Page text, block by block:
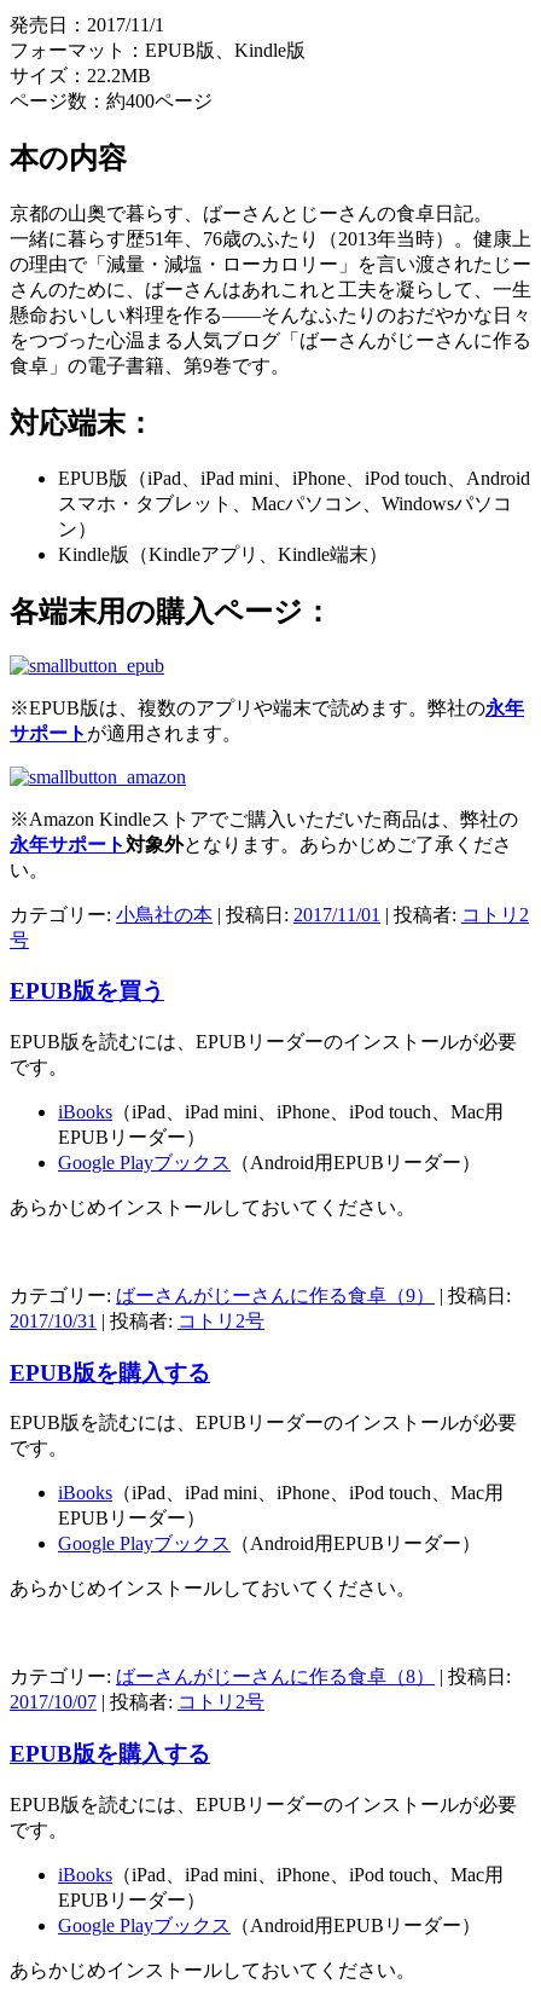
発売日： 2017/11/1
フォーマット： EPUB版、Kindle版
サイズ： 22.2MB
ページ数： 約400ページ
本の内容
京都の山奥で暮らす、ばーさんとじーさんの食卓日記。
一緒に暮らす歴51年、76歳のふたり（2013年当時）。健康上
の理由で「減量・減塩・ローカロリー」を言い渡されたじー
さんのために、ばーさんはあれこれと工夫を凝らして、一生
懸命おいしい料理を作る――そんなふたりのおだやかな日々
をつづった心温まる人気ブログ「ばーさんがじーさんに作る
食卓」の電子書籍、第9巻です。
対応端末：
EPUB版（iPad、iPad mini、iPhone、iPod touch、Android
スマホ・タブレット、Macパソコン、Windowsパソコ
ン）
Kindle版（Kindleアプリ、Kindle端末）
各端末用の購入ページ：
※EPUB版は、複数のアプリや端末で読めます。弊社の永年
サポート が適用されます。
※Amazon Kindleストアでご購入いただいた商品は、弊社の
永年サポート対象外となります。あらかじめご了承くださ
い。
カテゴリー: 小鳥社の本 | 投稿日: 2017/11/01 | 投稿者: コトリ2
号
EPUB版を買う
EPUB版を読むには、EPUBリーダーのインストールが必要
です。
iBooks （iPad、iPad mini、iPhone、iPod touch、Mac用
EPUBリーダー）
Google Playブックス
（Android用EPUBリーダー）
あらかじめインストールしておいてください。
カテゴリー: ばーさんがじーさんに作る食卓（9）
| 投稿日:
2017/10/31 | 投稿者: コトリ2号
EPUB版を購入する
EPUB版を読むには、EPUBリーダーのインストールが必要
です。
iBooks （iPad、iPad mini、iPhone、iPod touch、Mac用
EPUBリーダー）
Google Playブックス
（Android用EPUBリーダー）
あらかじめインストールしておいてください。
カテゴリー: ばーさんがじーさんに作る食卓（8）
| 投稿日:
2017/10/07 | 投稿者: コトリ2号
EPUB版を購入する
EPUB版を読むには、EPUBリーダーのインストールが必要
です。
iBooks （iPad、iPad mini、iPhone、iPod touch、Mac用
EPUBリーダー）
Google Playブックス
（Android用EPUBリーダー）
あらかじめインストールしておいてください。